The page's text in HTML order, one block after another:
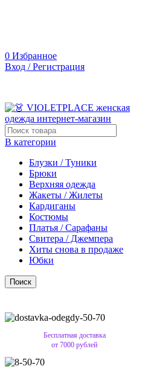
0 Избранное
Вход / Регистрация
В категории
Блузки / Туники
Брюки
Верхняя одежда
Жакеты / Жилеты
Кардиганы
Костюмы
Платья / Сарафаны
Свитера / Джемпера
Хиты снова в продаже
Юбки
Поиск
Бесплатная доставка
от 7000 рублей